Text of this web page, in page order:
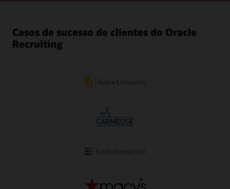
Casos de sucesso de clientes do Oracle
Recruiting